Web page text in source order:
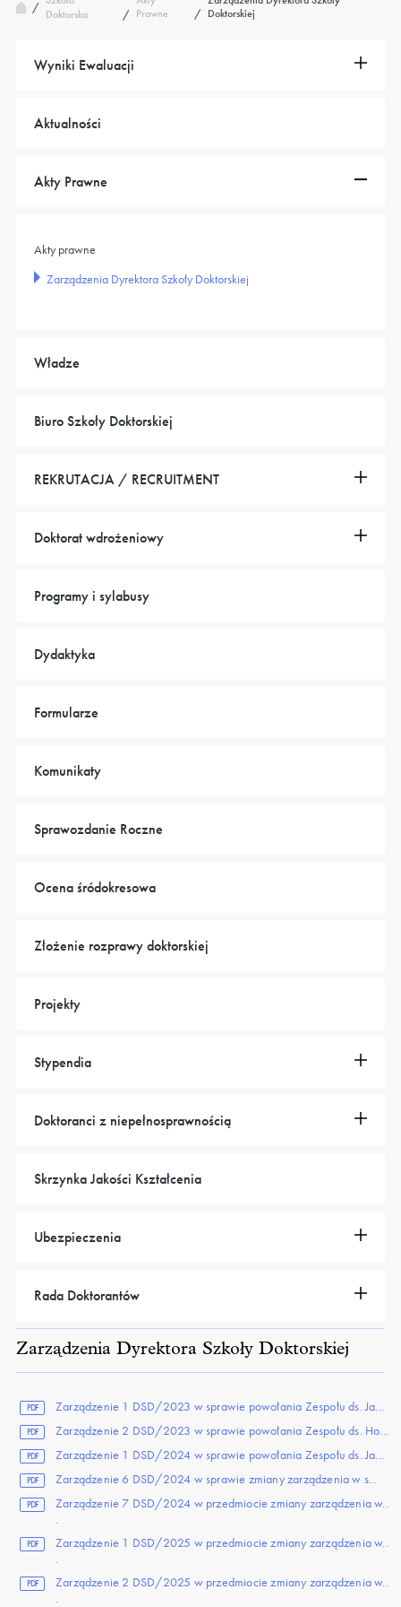
/
Doktorska
/ Prawne
/ Doktorskiej
Wyniki Ewaluacji
Aktualności
Akty Prawne
Akty prawne
Zarządzenia Dyrektora Szkoły Doktorskiej
Władze
Biuro Szkoły Doktorskiej
REKRUTACJA / RECRUITMENT
Doktorat wdrożeniowy
Programy i sylabusy
Dydaktyka
Formularze
Komunikaty
Sprawozdanie Roczne
Ocena śródokresowa
Złożenie rozprawy doktorskiej
Projekty
Stypendia
Doktoranci z niepełnosprawnością
Skrzynka Jakości Kształcenia
Ubezpieczenia
Rada Doktorantów
Zarządzenia Dyrektora Szkoły Doktorskiej
PDF Zarządzenie 1 DSD/2023 w sprawie powołania Zespołu ds. Ja...
PDF Zarządzenie 2 DSD/2023 w sprawie powołania Zespołu ds. Ho...
PDF Zarządzenie 1 DSD/2024 w sprawie powołania Zespołu ds. Ja...
PDF Zarządzenie 6 DSD/2024 w sprawie zmiany zarządzenia w s...
PDF
Zarządzenie 7 DSD/2024 w przedmiocie zmiany zarządzenia w..
.
PDF
Zarządzenie 1 DSD/2025 w przedmiocie zmiany zarządzenia w..
.
PDF
Zarządzenie 2 DSD/2025 w przedmiocie zmiany zarządzenia w..
.